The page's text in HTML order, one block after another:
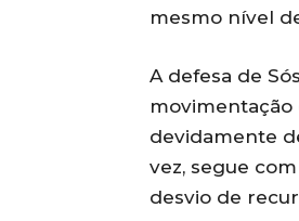
mesmo nível
A defesa de
movimentação
devidamente
vez, segue
desvio de